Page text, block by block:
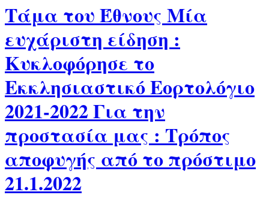
Τάμα του Έθνους Μία
ευχάριστη είδηση :
Κυκλοφόρησε το
Εκκλησιαστικό Εορτολόγιο
2021-2022 Για την
προστασία μας : Τρόπος
αποφυγής από το πρόστιμο
21.1.2022